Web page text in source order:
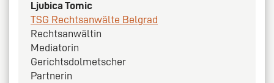
Ljubica Tomic
TSG Rechtsanwälte Belgrad
Rechtsanwältin
Mediatorin
Gerichtsdolmetscher
Partnerin